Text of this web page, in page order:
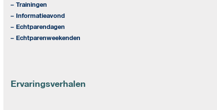
– Trainingen
– Informatieavond
– Echtparendagen
– Echtparenweekenden
Ervaringsverhalen